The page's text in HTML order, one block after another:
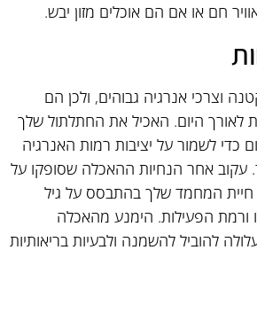
חם או אם הם אוכלים מזון יבש.
וצרכי אנרגיה גבוהים, ולכן הם
לאורך היום. האכיל את החתלתול שלך
כדי לשמור על יציבות רמות האנרגיה
עקוב אחר הנחיות ההאכלה שסופקו על
חיית המחמד שלך בהתבסס על גיל
הפעילות. הימנע מהאכלה
להוביל להשמנה ולבעיות בריאותיות